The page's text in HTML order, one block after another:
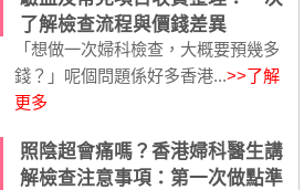
了解檢查流程與價錢差異
「想做一次婦科檢查，大概要預幾多
錢？」呢個問題係好多香港...>>了解
更多
照陰超會痛嗎？香港婦科醫生講
解檢查注意事項：第一次做點準